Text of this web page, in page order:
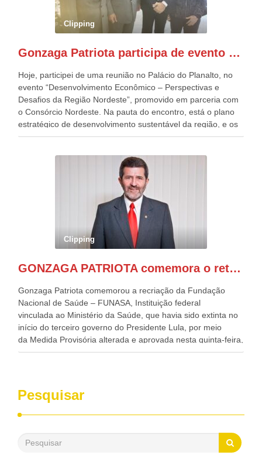
preparou espaços com cadeiras e coberturas, para 30.000
pessoas, só que o número de Patriotas Brasileiros
Independentes, dobrou na Esplanada. Eu, Lula e os
Patriota.
Clipping
Gonzaga Patriota participa de evento em prol do desenvolvimento do Nordeste
Hoje, participei de uma reunião no Palácio do Planalto, no
evento “Desenvolvimento Econômico – Perspectivas e
Desafios da Região Nordeste”, promovido em parceria com
o Consórcio Nordeste. Na pauta do encontro, está o plano
estratégico de desenvolvimento sustentável da região, e os
desafios para a elaboração de políticas públicas, que
evento contou com a presença do Vice-presidente Geraldo
Alckmin, que também ocupa o Ministério do
Desenvolvimento, Indústria, Comércio e Serviços, o ex
governador de Pernambuco, agora Presidente do Banco do
Nordeste, Paulo Câmara, o ex Deputado Federal, e
atualmente Superintendente da SUDENE, Danilo Cabral, da
Governadora de Pernambuco, Raquel Lyra, os ministros da
Casa Civil, Rui Costa, e da Integração e do Desenvolvimento
de todo Nordeste que também ajudam a fomentar o
Clipping
GONZAGA PATRIOTA comemora o retorno da FUNASA
Gonzaga Patriota comemorou a recriação da Fundação
Nacional de Saúde – FUNASA, Instituição federal
vinculada ao Ministério da Saúde, que havia sido extinta no
início do terceiro governo do Presidente Lula, por meio
da Medida Provisória alterada e aprovada nesta quinta-feira,
pelo Congresso Nacional. Gonzaga Patriota disse hoje em
desenvolvimento dos seus municípios e, somente o ano
passado, essa Fundação distribuiu mais de três bilhões de
reais, com suas maravilhosas ações, dentre alas, mais de
saneamento básico, em pequenas comunidades rurais.
Patriota disse ainda que, mesmo sem mandato,
Pesquisar